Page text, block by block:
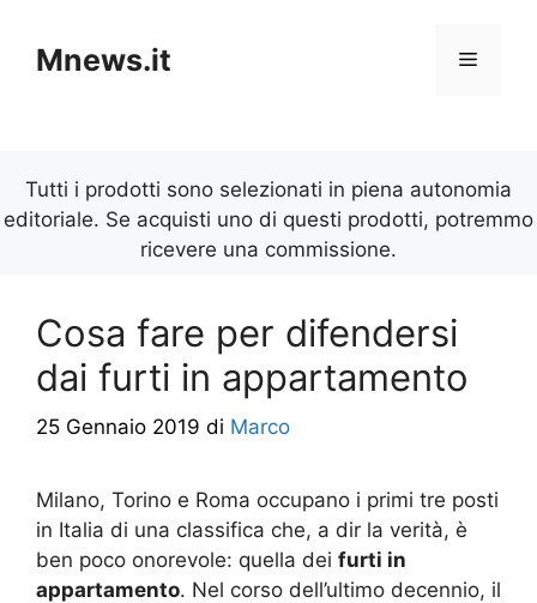
contenuto
Mnews.it Menu
Tutti i prodotti sono selezionati in piena autonomia
editoriale. Se acquisti uno di questi prodotti, potremmo
ricevere una commissione.
Cosa fare per difendersi
dai furti in appartamento
25 Gennaio 2019 di Marco
Milano, Torino e Roma occupano i primi tre posti
in Italia di una classifica che, a dir la verità, è
ben poco onorevole: quella dei furti in
appartamento. Nel corso dell’ultimo decennio, il